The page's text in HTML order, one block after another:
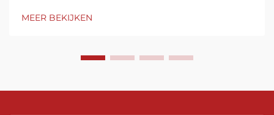
milieumonitoring. Deze geavanceerde apparaten...
MEER BEKIJKEN